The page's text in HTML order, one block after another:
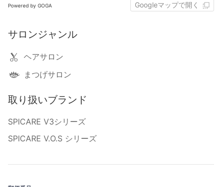
Powered by GOGA Googleマップで開く
サロンジャンル
ヘアサロン
まつげサロン
取り扱いブランド
SPICARE V3シリーズ
SPICARE V.O.S シリーズ